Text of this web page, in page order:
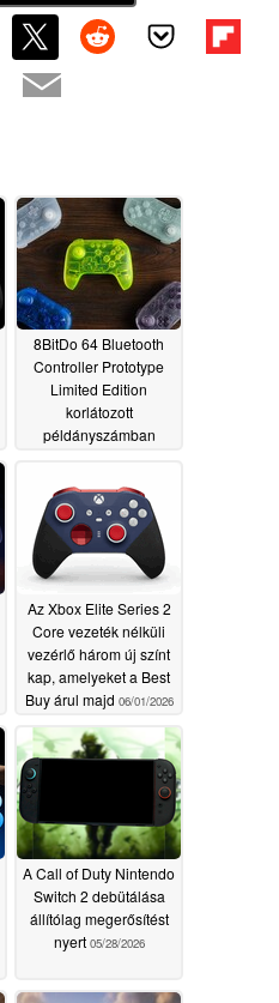
8BitDo 64 Bluetooth
Controller Prototype
Limited Edition
korlátozott
példányszámban
Az Xbox Elite Series 2
Core vezeték nélküli
vezérlő három új színt
kap, amelyeket a Best
Buy árul majd 06/01/2026
A Call of Duty Nintendo
Switch 2 debütálása
állítólag megerősítést
nyert 05/28/2026